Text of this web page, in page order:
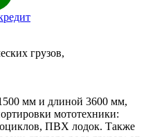
грузов,
мм и длиной 3600 мм,
мототехники:
ПВХ лодок. Также